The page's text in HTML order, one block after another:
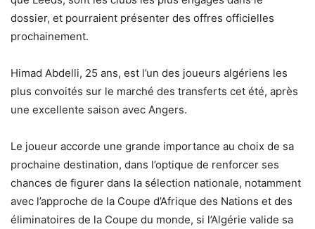
dossier, et pourraient présenter des offres officielles
prochainement.
Himad Abdelli, 25 ans, est l’un des joueurs algériens les
plus convoités sur le marché des transferts cet été, après
une excellente saison avec Angers.
Le joueur accorde une grande importance au choix de sa
prochaine destination, dans l’optique de renforcer ses
chances de figurer dans la sélection nationale, notamment
avec l’approche de la Coupe d’Afrique des Nations et des
éliminatoires de la Coupe du monde, si l’Algérie valide sa